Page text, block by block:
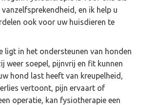
en ik help u
ook voor uw huisdieren te
ligt in het ondersteunen van honden
weer soepel, pijnvrij en fit kunnen
hond last heeft van kreupelheid,
vertoont, pijn ervaart of
operatie, kan fysiotherapie een